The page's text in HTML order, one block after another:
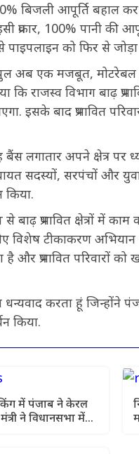
बिजली आपूर्ति बहाल
प्रकार, 100% पानी की
को फिर से
अब एक मजबूत,
राजस्व विभाग बाढ़
इसके बाद प्रभावित
लगातार अपने क्षेत्र पर
सदस्यों, सरपंचों और युवा
प्रभावित क्षेत्रों में काम
विशेष टीकाकरण
प्रभावित परिवारों को
करता हूं जिन्होंने
में सहयोग
में पंजाब ने केरल
ने विधानसभा में